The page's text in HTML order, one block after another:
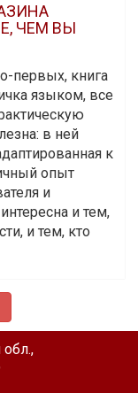
ЧЕМ ВЫ
первых, книга
языком, все
в ней
к
опыт
и
и тем,
и тем, кто